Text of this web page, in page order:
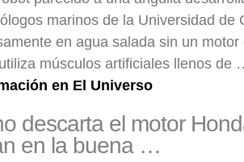
marinos de la Universidad de
en agua salada sin un
músculos artificiales llenos de
en El Universo
descarta el motor
en la buena …